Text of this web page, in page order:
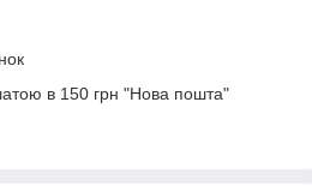
в 150 грн "Нова пошта"